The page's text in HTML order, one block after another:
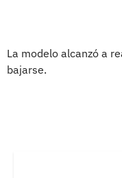
La modelo alcanzó a
bajarse.